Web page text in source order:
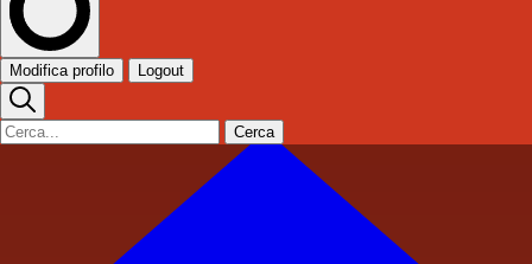
Modifica profilo Logout
Cerca